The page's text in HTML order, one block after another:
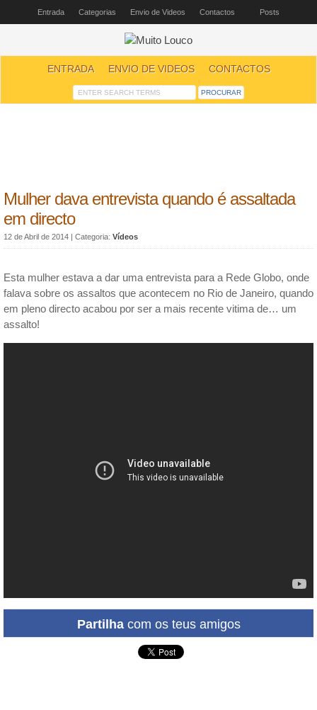
Entrada Categorias Envio de Videos Contactos Posts
ENTRADA ENVIO DE VIDEOS CONTACTOS
Mulher dava entrevista quando é assaltada
em directo
12 de Abril de 2014 | Categoria: Vídeos
Esta mulher estava a dar uma entrevista para a Rede Globo, onde
falava sobre os assaltos que acontecem no Rio de Janeiro, quando
em pleno directo acabou por ser a mais recente vitima de… um
assalto!
Partilhacom os teus amigos